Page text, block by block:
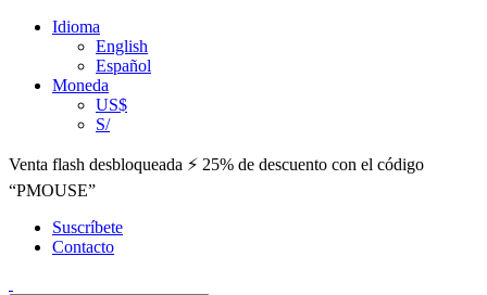
Idioma
English
Español
Moneda
US$
S/
Venta flash desbloqueada ⚡ 25% de descuento con el código
“PMOUSE”
Suscríbete
Contacto